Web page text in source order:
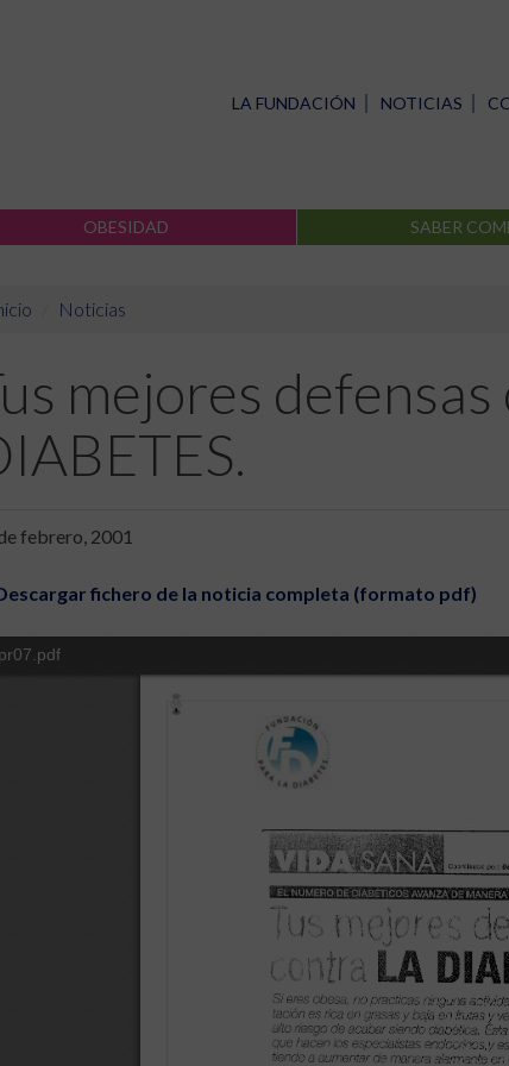
LA FUNDACIÓN NOTICIAS
OBESIDAD SABER
Noticias
mejores
febrero, 2001
fichero de la noticia completa (formato pdf)